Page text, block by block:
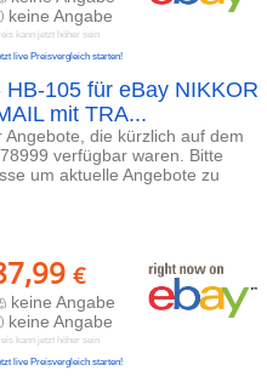
keine Angabe
kann jetzt höher sein
live Preisvergleich starten!
105 für eBay NIKKOR
mit TRA...
die kürzlich auf dem
verfügbar waren. Bitte
um aktuelle Angebote zu
€
keine Angabe
keine Angabe
kann jetzt höher sein
live Preisvergleich starten!